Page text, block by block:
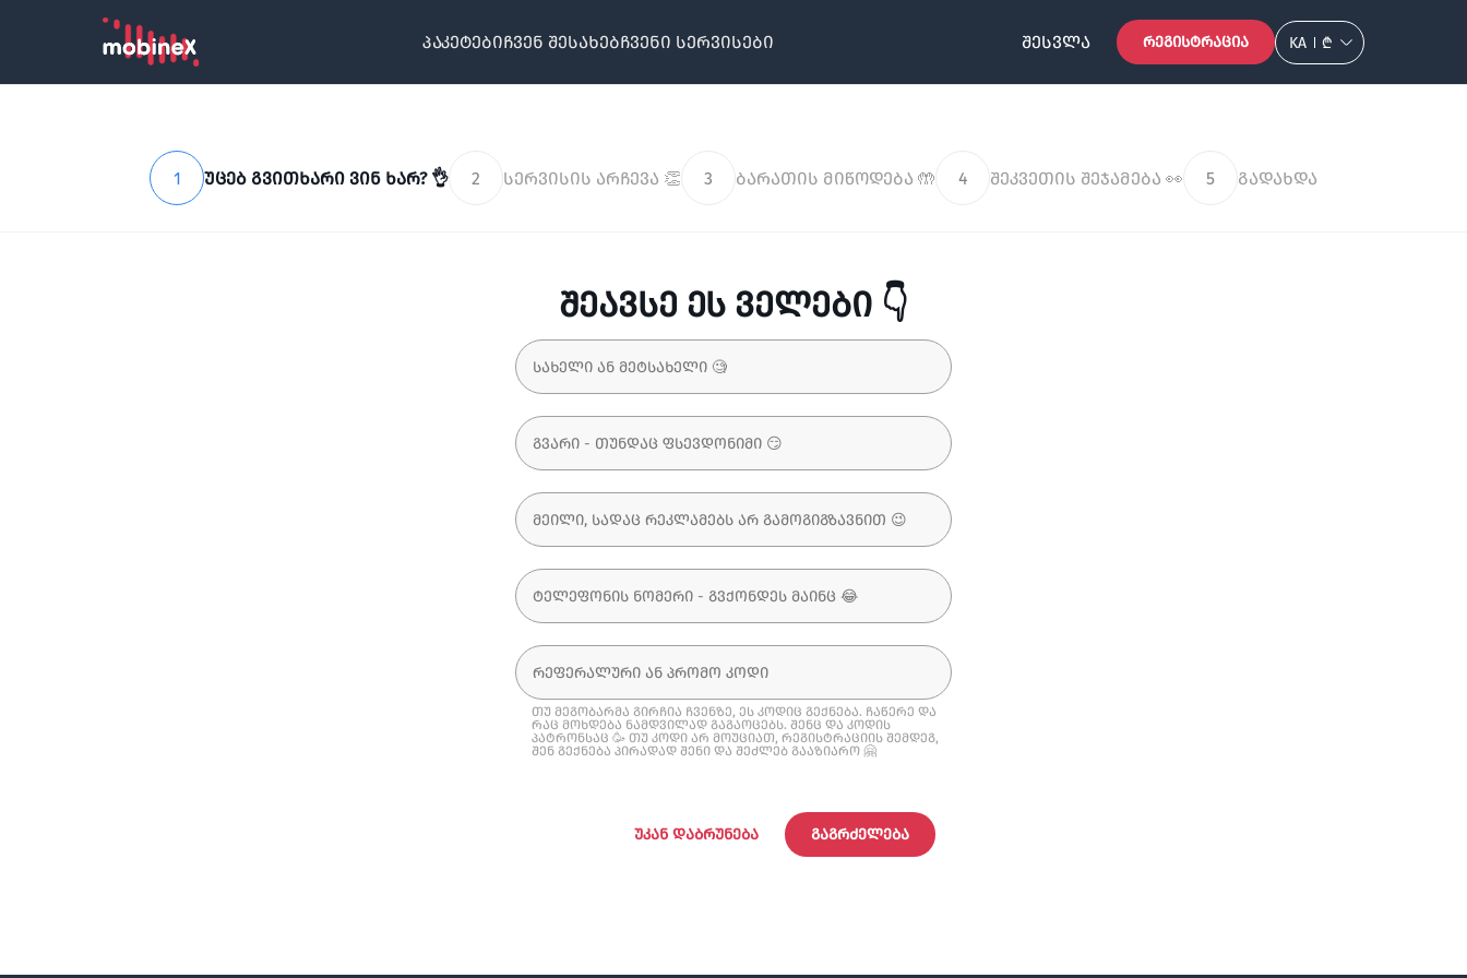
პაკეტებიჩვენ შესახებჩვენი სერვისები ᲨᲔᲡᲕᲚᲐ ᲠᲔᲒᲘᲡᲢᲠᲐᲪᲘᲐ KA ₾
1 უცებ გვითხარი ვინ ხარ? 👌 2 სერვისის არჩევა 👏 3 ბარათის მიწოდება 🤲 4 შეკვეთის შეჯამება 👀 5 გადახდა
შეავსე ეს ველები 👇
თუ მეგობარმა გირჩია ჩვენზე, ეს კოდიც გექნება. ჩაწერე და
რაც მოხდება ნამდვილად გაგაოცებს. შენც და კოდის
პატრონსაც 🥳 თუ კოდი არ მოუციათ, რეგისტრაციის შემდეგ,
შენ გექნება პირადად შენი და შეძლებ გააზიარო 🤗
ᲣᲙᲐᲜ ᲓᲐᲑᲠᲣᲜᲔᲑᲐ ᲒᲐᲒᲠᲫᲔᲚᲔᲑᲐ